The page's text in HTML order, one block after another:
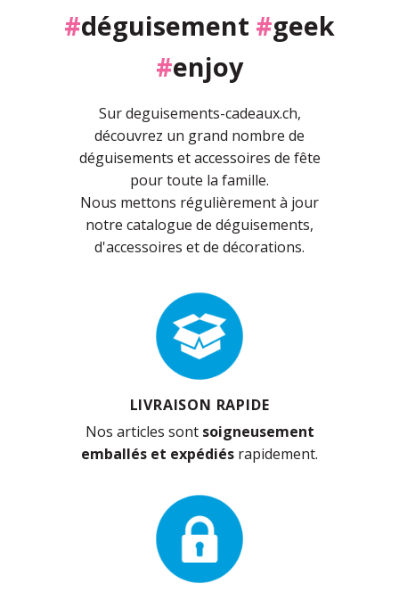
#déguisement #geek
#enjoy
Sur deguisements-cadeaux.ch,
découvrez un grand nombre de
déguisements et accessoires de fête
pour toute la famille.
Nous mettons régulièrement à jour
notre catalogue de déguisements,
d'accessoires et de décorations.
LIVRAISON RAPIDE
Nos articles sont soigneusement
emballés et expédiés rapidement.